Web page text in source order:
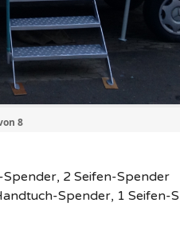
8
2 Seifen-Spender
Spender, 1 Seifen-